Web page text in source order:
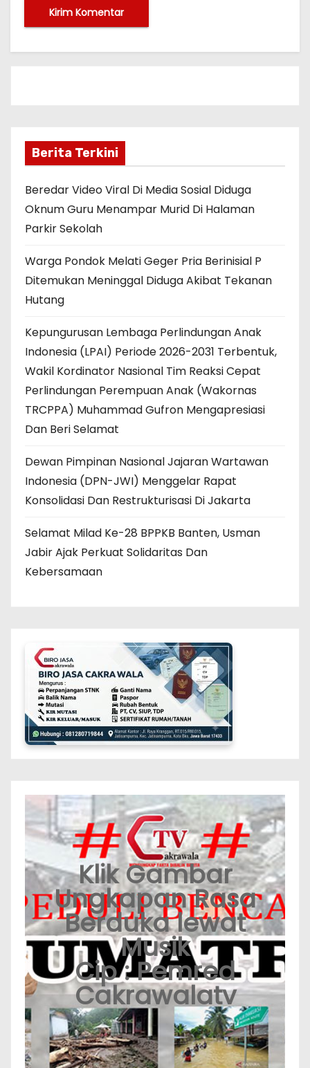
Berita Terkini
Beredar Video Viral Di Media Sosial Diduga
Oknum Guru Menampar Murid Di Halaman
Parkir Sekolah
Warga Pondok Melati Geger Pria Berinisial P
Ditemukan Meninggal Diduga Akibat Tekanan
Hutang
Kepungurusan Lembaga Perlindungan Anak
Indonesia (LPAI) Periode 2026-2031 Terbentuk,
Wakil Kordinator Nasional Tim Reaksi Cepat
Perlindungan Perempuan Anak (Wakornas
TRCPPA) Muhammad Gufron Mengapresiasi
Dan Beri Selamat
Dewan Pimpinan Nasional Jajaran Wartawan
Indonesia (DPN-JWI) Menggelar Rapat
Konsolidasi Dan Restrukturisasi Di Jakarta
Selamat Milad Ke-28 BPPKB Banten, Usman
Jabir Ajak Perkuat Solidaritas Dan
Kebersamaan
Klik Gambar
Ungkapan Rasa
Berduka lewat
Musik
Cip : Pemred
Cakrawalatv